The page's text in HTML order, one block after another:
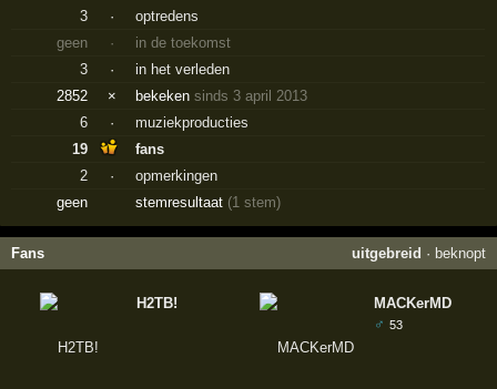
3 ·
optredens
geen
·
in de toekomst
3
·
in het verleden
2852
× bekekensinds 3 april 2013
6
·
muziekproducties
19
fans
2
·
opmerkingen
geen
stemresultaat (1 stem)
Fans uitgebreid · beknopt
H2TB!
MACKerMD
♂ 53